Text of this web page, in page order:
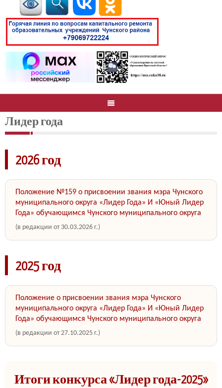
Лидер года
2026 год
Положение №159 о присвоении звания мэра Чунского
муниципального округа «Лидер Года» И «Юный Лидер
Года» обучающимся Чунского муниципального округа
(в редакции от 30.03.2026 г.)
2025 год
Положение о присвоении звания мэра Чунского
муниципального округа «Лидер Года» И «Юный Лидер
Года» обучающимся Чунского муниципального округа
(в редакции от 27.10.2025 г.)
Итоги конкурса «Лидер года-2025»